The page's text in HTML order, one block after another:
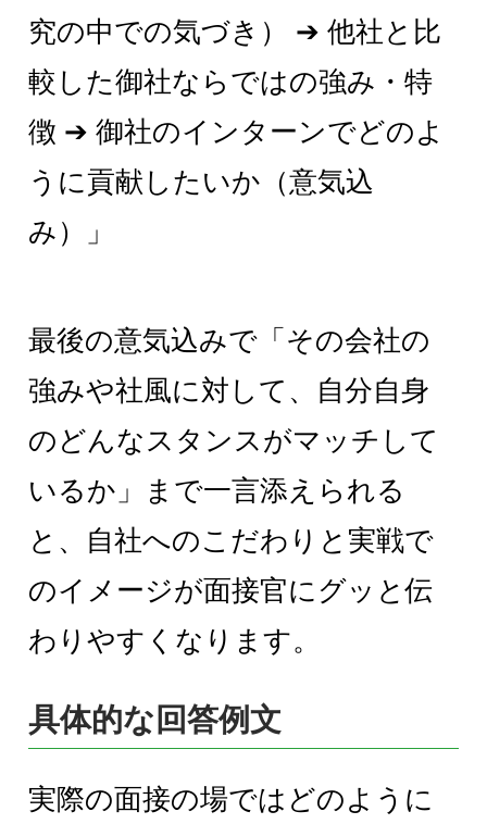
究の中での気づき） ➔ 他社と比
較した御社ならではの強み・特
徴 ➔ 御社のインターンでどのよ
うに貢献したいか（意気込
み）」
最後の意気込みで「その会社の
強みや社風に対して、自分自身
のどんなスタンスがマッチして
いるか」まで一言添えられる
と、自社へのこだわりと実戦で
のイメージが面接官にグッと伝
わりやすくなります。
具体的な回答例文
実際の面接の場ではどのように